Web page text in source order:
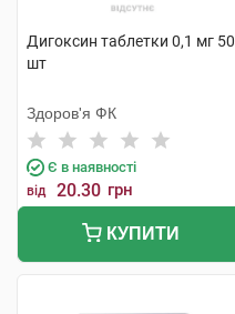
Дигоксин таблетки 0,1 мг 50
шт
Здоров'я ФК
Є в наявності
від 20.30 грн
КУПИТИ